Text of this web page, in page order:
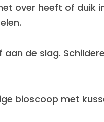
over heeft of
de slag.
bioscoop met